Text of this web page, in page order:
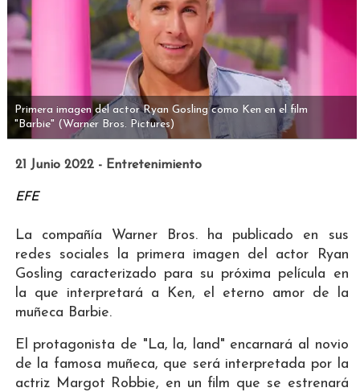
Primera imagen del actor Ryan Gosling como Ken en el film
"Barbie" (Warner Bros. Pictures)
21 Junio 2022 - Entretenimiento
EFE
La compañía Warner Bros. ha publicado en sus
redes sociales la primera imagen del actor Ryan
Gosling caracterizado para su próxima película en
la que interpretará a Ken, el eterno amor de la
muñeca Barbie.
El protagonista de "La, la, land" encarnará al novio
de la famosa muñeca, que será interpretada por la
actriz Margot Robbie, en un film que se estrenará